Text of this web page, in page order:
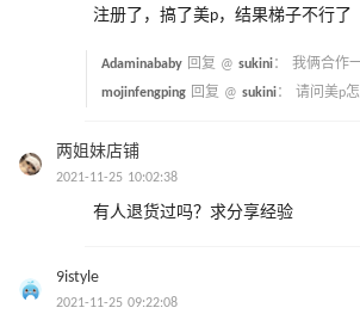
注册了，搞了美p，结果梯子不行了
Adaminababy 回复 @ sukini： 我俩合作
mojinfengping 回复 @ sukini： 请问美p
两姐妹店铺
2021-11-25 10:02:38
有人退货过吗？求分享经验
9istyle
2021-11-25 09:22:08